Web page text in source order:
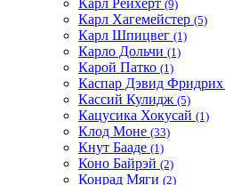
Карл Рейхерт (9)
Карл Хагемейстер (5)
Карл Шпицвег (1)
Карло Дольчи (1)
Карой Патко (1)
Каспар Дэвид Фридрих
Кассий Кулидж (5)
Кацусика Хокусай (1)
Клод Моне (33)
Кнут Бааде (1)
Коно Байрэй (2)
Конрад Мяги (2)